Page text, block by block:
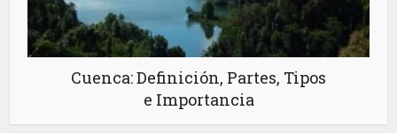
Cuenca: Definición, Partes, Tipos
e Importancia